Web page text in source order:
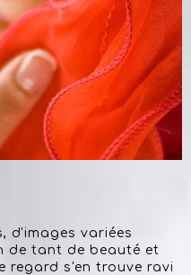
d'images variées
de tant de beauté et
regard s'en trouve ravi